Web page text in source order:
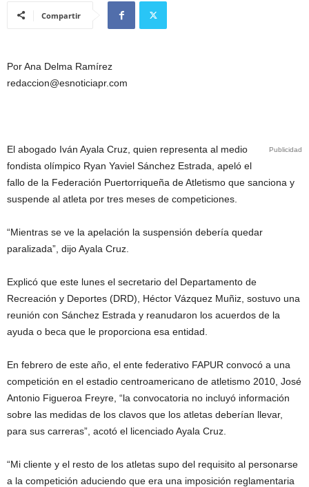
Compartir
Por Ana Delma Ramírez
redaccion@esnoticiapr.com
Publicidad
El abogado Iván Ayala Cruz, quien representa al medio
fondista olímpico Ryan Yaviel Sánchez Estrada, apeló el
fallo de la Federación Puertorriqueña de Atletismo que sanciona y
suspende al atleta por tres meses de competiciones.
“Mientras se ve la apelación la suspensión debería quedar
paralizada”, dijo Ayala Cruz.
Explicó que este lunes el secretario del Departamento de
Recreación y Deportes (DRD), Héctor Vázquez Muñiz, sostuvo una
reunión con Sánchez Estrada y reanudaron los acuerdos de la
ayuda o beca que le proporciona esa entidad.
En febrero de este año, el ente federativo FAPUR convocó a una
competición en el estadio centroamericano de atletismo 2010, José
Antonio Figueroa Freyre, “la convocatoria no incluyó información
sobre las medidas de los clavos que los atletas deberían llevar,
para sus carreras”, acotó el licenciado Ayala Cruz.
“Mi cliente y el resto de los atletas supo del requisito al personarse
a la competición aduciendo que era una imposición reglamentaria